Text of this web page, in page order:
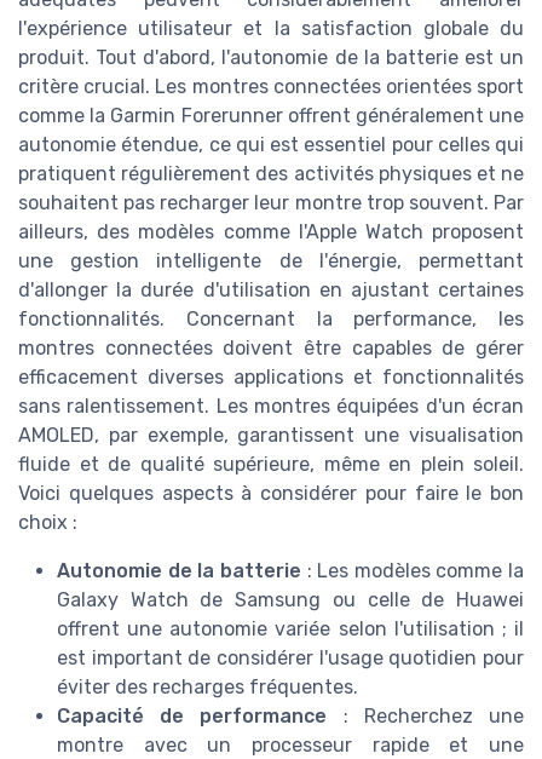
l'expérience utilisateur et la satisfaction globale du
produit. Tout d'abord, l'autonomie de la batterie est un
critère crucial. Les montres connectées orientées sport
comme la Garmin Forerunner offrent généralement une
autonomie étendue, ce qui est essentiel pour celles qui
pratiquent régulièrement des activités physiques et ne
souhaitent pas recharger leur montre trop souvent. Par
ailleurs, des modèles comme l'Apple Watch proposent
une gestion intelligente de l'énergie, permettant
d'allonger la durée d'utilisation en ajustant certaines
fonctionnalités. Concernant la performance, les
montres connectées doivent être capables de gérer
efficacement diverses applications et fonctionnalités
sans ralentissement. Les montres équipées d'un écran
AMOLED, par exemple, garantissent une visualisation
fluide et de qualité supérieure, même en plein soleil.
Voici quelques aspects à considérer pour faire le bon
choix :
Autonomie de la batterie : Les modèles comme la
Galaxy Watch de Samsung ou celle de Huawei
offrent une autonomie variée selon l'utilisation ; il
est important de considérer l'usage quotidien pour
éviter des recharges fréquentes.
Capacité de performance : Recherchez une
montre avec un processeur rapide et une